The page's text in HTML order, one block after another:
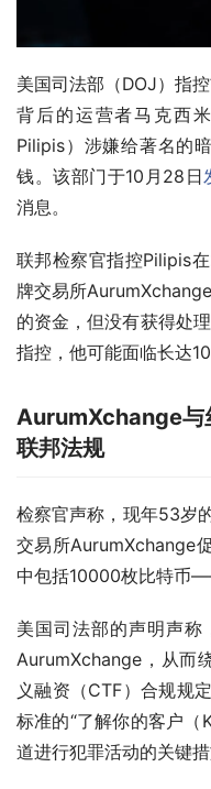
美国司法部（DOJ）指
背后的运营者马克西
Pilipis）涉嫌给著名的
钱。该部门于10月28日
消息。
联邦检察官指控Pilipis
牌交易所
的资金，但没有获得处
指控，他可能面临长达10
AurumXchange与
联邦法规
检察官声称，现年53岁
交易所AurumXchange
中包括10000枚比特币
美国司法部的声明声
AurumXchange，从而
义融资（CTF）合规规
标准的“了解你的客户（
道进行犯罪活动的关键措